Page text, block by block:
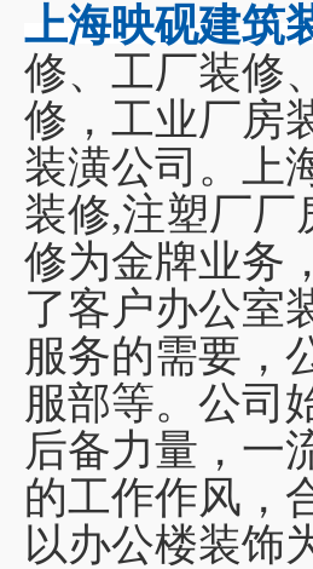
上海映砚建筑
修、工厂装修
修，工业厂房
装潢公司。上
装修,注塑厂厂
修为金牌业务
了客户办公室
服务的需要，
服部等。公司
后备力量，一
的工作作风，
以办公楼装饰